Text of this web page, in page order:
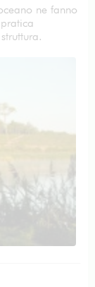
ne fanno